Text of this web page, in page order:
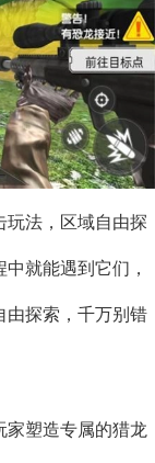
玩法，区域自由探
就能遇到它们，
由探索，千万别错
家塑造专属的猎龙